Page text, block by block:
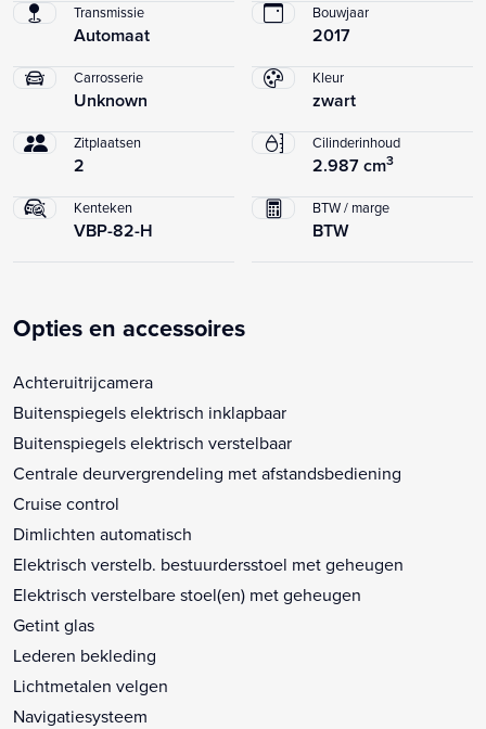
Transmissie
Automaat
Bouwjaar
2017
Carrosserie
Unknown
Kleur
zwart
Zitplaatsen
2
Cilinderinhoud
2.987 cm3
Kenteken
VBP-82-H
BTW / marge
BTW
Opties en accessoires
Achteruitrijcamera
Buitenspiegels elektrisch inklapbaar
Buitenspiegels elektrisch verstelbaar
Centrale deurvergrendeling met afstandsbediening
Cruise control
Dimlichten automatisch
Elektrisch verstelb. bestuurdersstoel met geheugen
Elektrisch verstelbare stoel(en) met geheugen
Getint glas
Lederen bekleding
Lichtmetalen velgen
Navigatiesysteem